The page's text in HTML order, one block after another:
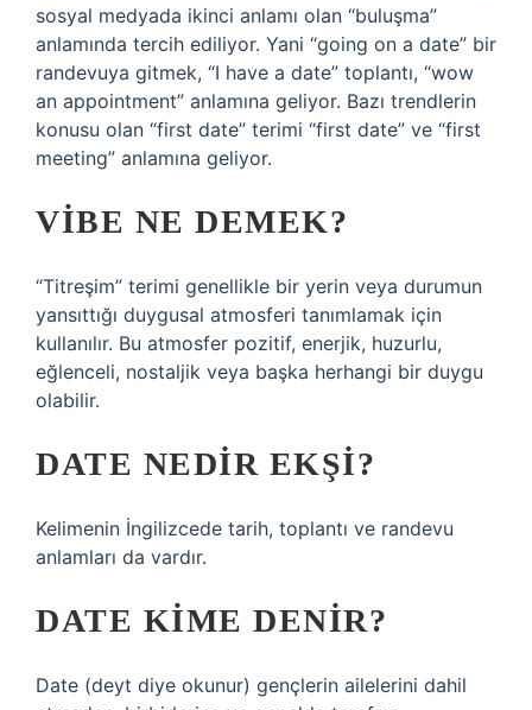
sosyal medyada ikinci anlamı olan “buluşma”
anlamında tercih ediliyor. Yani “going on a date” bir
randevuya gitmek, “I have a date” toplantı, “wow
an appointment” anlamına geliyor. Bazı trendlerin
konusu olan “first date” terimi “first date” ve “first
meeting” anlamına geliyor.
VIBE NE DEMEK?
“Titreşim” terimi genellikle bir yerin veya durumun
yansıttığı duygusal atmosferi tanımlamak için
kullanılır. Bu atmosfer pozitif, enerjik, huzurlu,
eğlenceli, nostaljik veya başka herhangi bir duygu
olabilir.
DATE NEDIR EKŞI?
Kelimenin İngilizcede tarih, toplantı ve randevu
anlamları da vardır.
DATE KIME DENIR?
Date (deyt diye okunur) gençlerin ailelerini dahil